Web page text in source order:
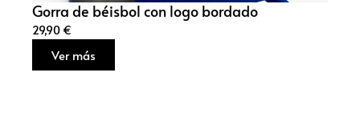
Gorra de béisbol con logo bordado
29,90 €
Ver más